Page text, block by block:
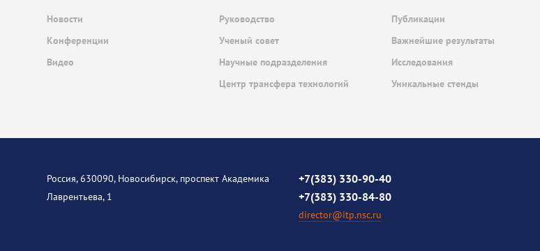
Новости
Конференции
Видео
Руководство
Ученый совет
Научные подразделения
Центр трансфера технологий
Публикации
Важнейшие результаты
Исследования
Уникальные стенды
Россия, 630090, Новосибирск, проспект Академика
Лаврентьева, 1
+7(383) 330-90-40
+7(383) 330-84-80
director@itp.nsc.ru